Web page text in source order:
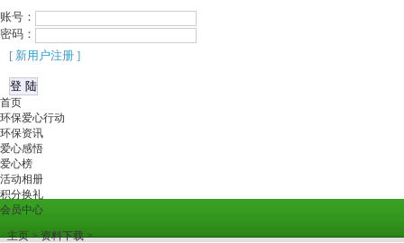
账号：
密码：
[ 新用户注册 ]
首页
环保爱心行动
环保资讯
爱心感悟
爱心榜
活动相册
积分换礼
会员中心
主页>资料下载>